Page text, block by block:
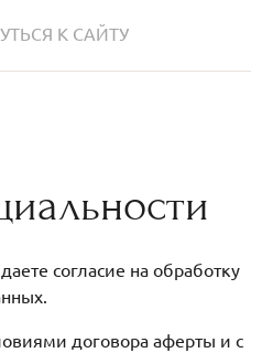
К САЙТУ
согласие на обработку
договора аферты и с